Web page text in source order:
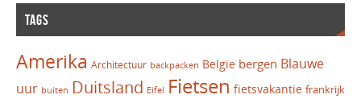
TAGS
Amerika Architectuur backpacken Belgie bergen Blauwe
uur buiten Duitsland Eifel Fietsen fietsvakantie frankrijk